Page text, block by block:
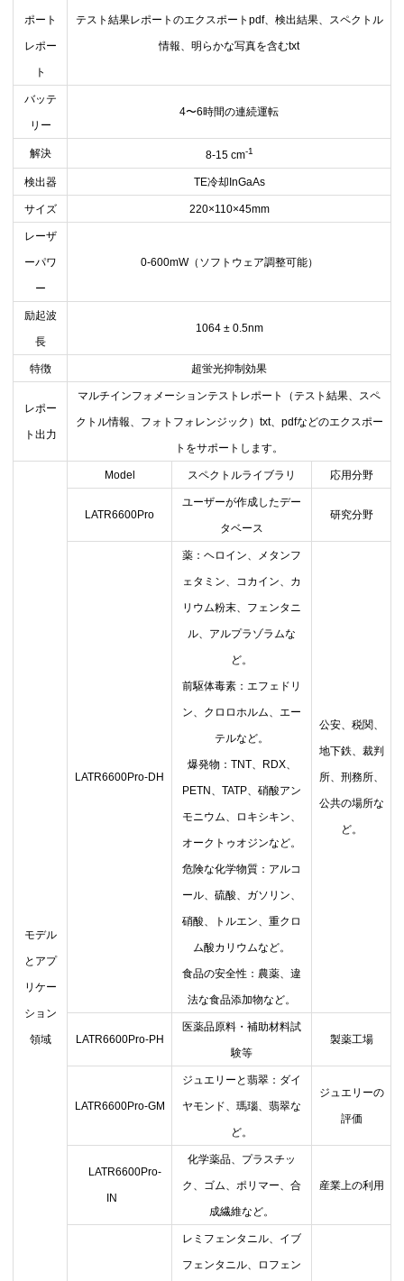
ポート
レポー
ト
テスト結果レポートのエクスポート pdf、検出結果、スペクトル
情報、明らかな写真を含むtxt
バッテ
リー
4〜6時間の連続運転
解決 8-15 cm-1
検出器 TE冷却 InGaAs
サイズ 220×110×45mm
レーザ
ーパワ
ー
0-600mW（ソフトウェア調整可能）
励起波
長
1064 ± 0.5nm
特徴 超蛍光抑制効果
レポー
ト出力
マルチインフォメーションテストレポート（テスト結果、スペ
クトル情報、フォトフォレンジック） txt、 pdfなどのエクスポー
トをサポートします。
モデル
とアプ
リケー
ション
領域
Model スペクトルライブラリ 応用分野
LATR6600Pro
ユーザーが作成したデー
タベース
研究分野
LATR6600Pro-DH
薬：ヘロイン、メタンフ
ェタミン、コカイン、カ
リウム粉末、フェンタニ
ル、アルプラゾラムな
ど。
前駆体毒素：エフェドリ
ン、クロロホルム、エー
テルなど。
爆発物： TNT、 RDX、
PETN 、 TATP、硝酸アン
モニウム、ロキシキン、
オークトゥオジンなど。
危険な化学物質：アルコ
ール、硫酸、ガソリン、
硝酸、トルエン、重クロ
ム酸カリウムなど。
食品の安全性：農薬、違
法な食品添加物など。
公安、税関、
地下鉄、裁判
所、刑務所、
公共の場所な
ど。
LATR6600Pro-PH
医薬品原料 ・ 補助材料試
験等
製薬工場
LATR6600Pro-GM
ジュエリーと翡翠：ダイ
ヤモンド、瑪瑙、翡翠な
ど。
ジュエリーの
評価
LATR6600Pro-
IN
化学薬品、プラスチッ
ク、ゴム、ポリマー、合
成繊維など。
産業上の利用
レミフェンタニル、イブ
フェンタニル、ロフェン